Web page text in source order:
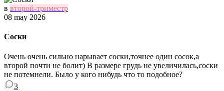
в второй-триместр
08 may 2026
Соски
Очень очень сильно нарывает соски,точнее один сосок,а
второй почти не болит) В размере грудь не увеличилась,соски
не потемнели. Было у кого нибудь что то подобное?
3